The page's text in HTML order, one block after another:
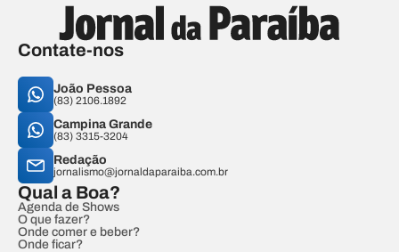
Contate-nos
João Pessoa
(83) 2106.1892
Campina Grande
(83) 3315-3204
Redação
jornalismo@jornaldaparaiba.com.br
Qual a Boa?
Agenda de Shows
O que fazer?
Onde comer e beber?
Onde ficar?